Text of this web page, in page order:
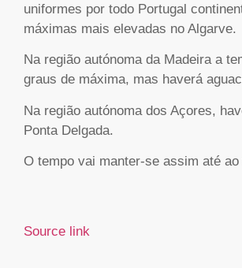
uniformes por todo Portugal
máximas mais elevadas no Algarve.
Na região autónoma da Madeira a
graus de máxima, mas haverá
Na região autónoma dos Açores,
Ponta Delgada.
O tempo vai manter-se assim até
Source link